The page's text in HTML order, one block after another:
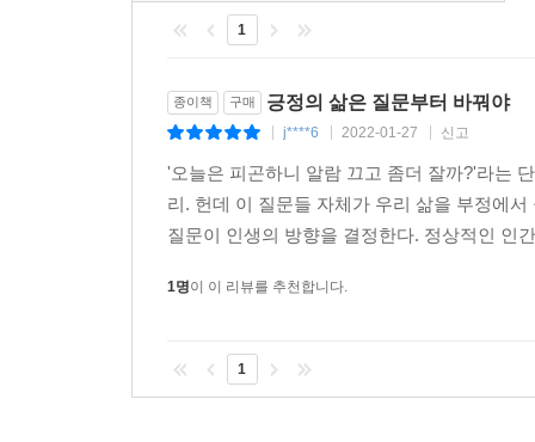
1
종이책 구매 긍정의 삶은 질문부터 바꿔야
j****6 2022-01-27 신고
'오늘은 피곤하니 알람 끄고 좀더 잘까?'라는
리. 헌데 이 질문들 자체가 우리 삶을 부정에
질문이 인생의 방향을 결정한다. 정상적인 인
1명이 이 리뷰를 추천합니다.
1